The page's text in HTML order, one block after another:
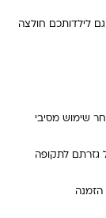
לילדותכם חולצה
שימוש מסיבי
גזרתם לתקופה
הזמנה